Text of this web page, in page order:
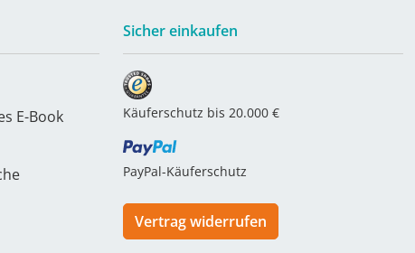
E-Book
Sicher einkaufen
Käuferschutz bis 20.000 €
PayPal-Käuferschutz
Vertrag widerrufen